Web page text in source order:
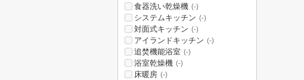
食器洗い乾燥機 (-)
システムキッチン (-)
対面式キッチン (-)
アイランドキッチン (-)
追焚機能浴室 (-)
浴室乾燥機 (-)
床暖房 (-)